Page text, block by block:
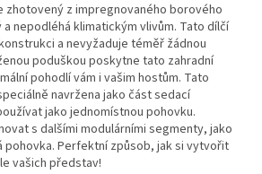
zhotovený z impregnovaného borového
nepodléhá klimatickým vlivům. Tato dílčí
a nevyžaduje téměř žádnou
poduškou poskytne tato zahradní
pohodlí vám i vašim hostům. Tato
navržena jako část sedací
jako jednomístnou pohovku.
s dalšími modulárními segmenty, jako
pohovka. Perfektní způsob, jak si vytvořit
vašich představ!